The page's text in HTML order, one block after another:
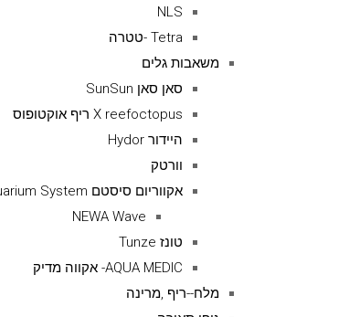
NLS
Tetra -טטרה
משאבות גלים
סאן סאן SunSun
X reefoctopus ריף אוקטופוס
היידור Hydor
וורטק
אקווריום סיסטם Aquarium System
NEWA Wave
טונז Tunze
AQUA MEDIC- אקווה מדיק
מלח--ריף ,מרינה